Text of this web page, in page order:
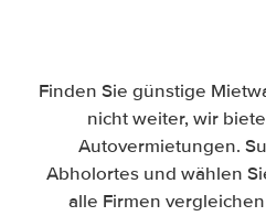
Finden Sie günstige
nicht weiter, wir
Autovermietungen.
Abholortes und wählen
alle Firmen